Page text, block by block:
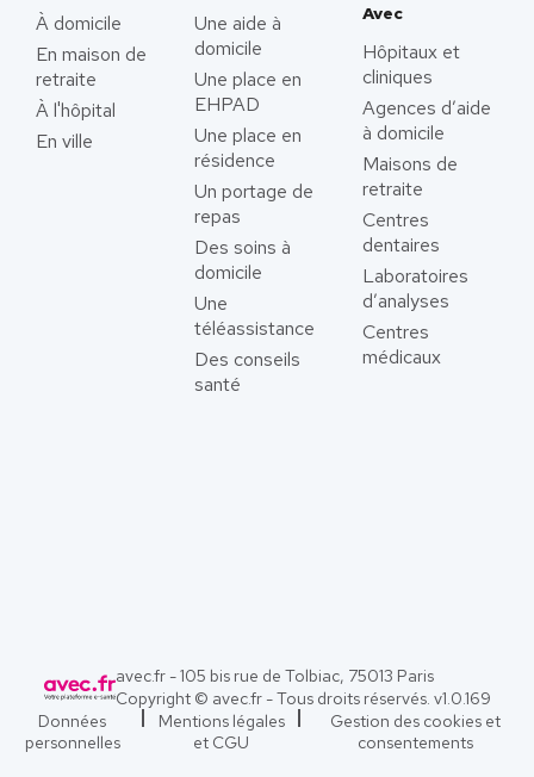
À domicile
En maison de
retraite
À l'hôpital
En ville
Une aide à
domicile
Une place en
EHPAD
Une place en
résidence
Un portage de
repas
Des soins à
domicile
Une
téléassistance
Des conseils
santé
Avec
Hôpitaux et
cliniques
Agences d’aide
à domicile
Maisons de
retraite
Centres
dentaires
Laboratoires
d’analyses
Centres
médicaux
avec.fr - 105 bis rue de Tolbiac, 75013 Paris
Copyright © avec.fr - Tous droits réservés. v1.0.169
Données
personnelles
Mentions légales
et CGU
Gestion des cookies et
consentements